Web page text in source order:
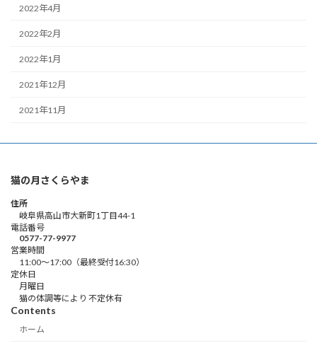
2022年4月
2022年2月
2022年1月
2021年12月
2021年11月
猫の月さくらやま
住所
岐阜県高山市大新町1丁目44-1
電話番号
0577-77-9977
営業時間
11:00～17:00（最終受付16:30）
定休日
月曜日
猫の体調等により 不定休有
Contents
ホーム